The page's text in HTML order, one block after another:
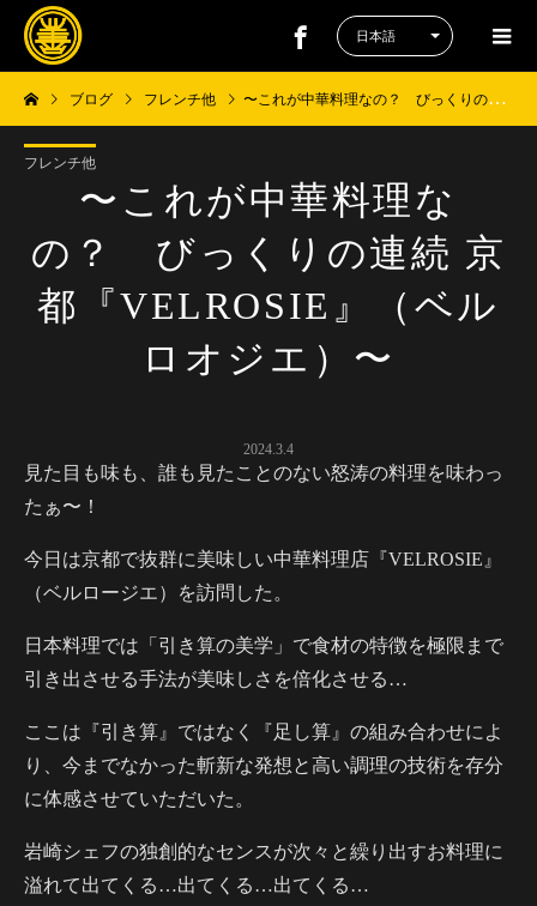
ブログ フレンチ他 〜これが中華料理なの？ びっくりの連続 京都『VELROSIE』（ベルロオジエ）〜
フレンチ他
〜これが中華料理な
の？ びっくりの連続 京
都『VELROSIE』（ベル
ロオジエ）〜
2024.3.4
見た目も味も、誰も見たことのない怒涛の料理を味わっ
たぁ〜！
今日は京都で抜群に美味しい中華料理店『VELROSIE』
（ベルロージエ）を訪問した。
日本料理では「引き算の美学」で食材の特徴を極限まで
引き出させる手法が美味しさを倍化させる…
ここは『引き算』ではなく『足し算』の組み合わせによ
り、今までなかった斬新な発想と高い調理の技術を存分
に体感させていただいた。
岩崎シェフの独創的なセンスが次々と繰り出すお料理に
溢れて出てくる…出てくる…出てくる…